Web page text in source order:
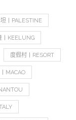
丨PALESTINE
丨KEELUNG
度假村丨RESORT
MACAO